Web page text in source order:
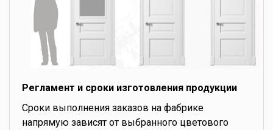
Регламент и сроки изготовления продукции
Сроки выполнения заказов на фабрике
напрямую зависят от выбранного цветового